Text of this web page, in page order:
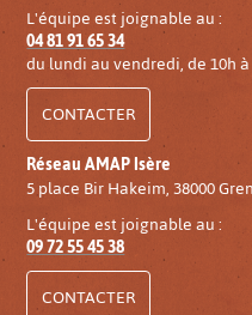
L'équipe est joignable au :
04 81 91 65 34
du lundi au vendredi, de 10h
CONTACTER
Réseau AMAP Isère
5 place Bir Hakeim, 38000
L'équipe est joignable au :
09 72 55 45 38
CONTACTER